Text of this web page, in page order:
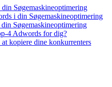
Søgemaskineoptimering
i din Søgemaskineoptimering
Søgemaskineoptimering
4 Adwords for dig?
at kopiere dine konkurrenters